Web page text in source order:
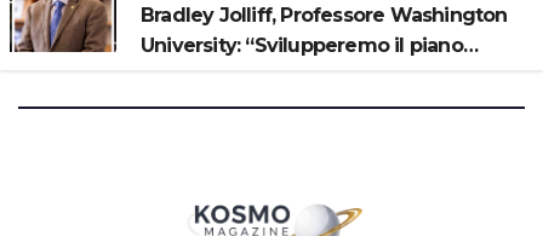
Bradley Jolliff, Professore Washington
University: “Svilupperemo il piano